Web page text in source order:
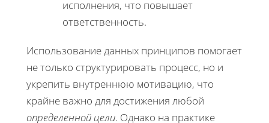
исполнения, что повышает
ответственность.
Использование данных принципов помогает
не только структурировать процесс, но и
укрепить внутреннюю мотивацию, что
крайне важно для достижения любой
определенной цели. Однако на практике